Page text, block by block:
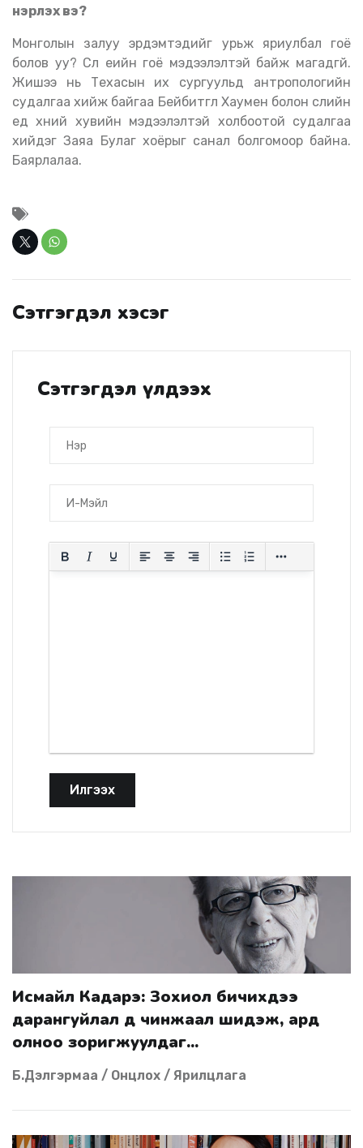
нэрлэх вэ?
Монголын залуу эрдэмтэдийг урьж яриулбал гоё
болов уу? Сүүл үеийн гоё мэдээлэлтэй байж магадгүй.
Жишээ нь Техасын их сургуульд антропологийн
судалгаа хийж байгаа Бейбитгүүл Хаумен болон сүүлийн
үед хүний хувийн мэдээлэлтэй холбоотой судалгаа
хийдэг Заяа Булаг хоёрыг санал болгомоор байна.
Баярлалаа.
Сэтгэгдэл хэсэг
Сэтгэгдэл үлдээх
Илгээх
Исмайл Кадарэ: Зохиол бичихдээ
дарангуйлал өөд чинжаал шидэж, ард
олноо зоригжуулдаг...
Б.Дэлгэрмаа / Онцлох / Ярилцлага